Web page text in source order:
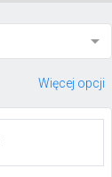
Więcej opcji